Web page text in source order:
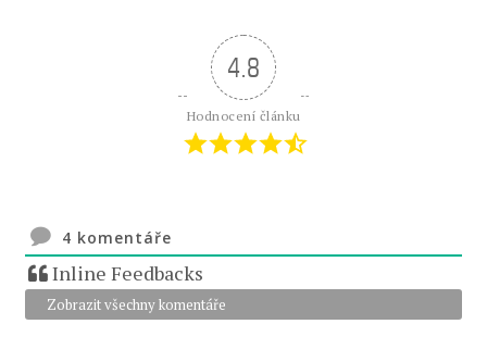
4.8
Hodnocení článku
4 komentáře
Inline Feedbacks
Zobrazit všechny komentáře